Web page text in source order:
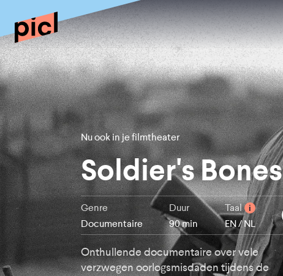
Nu ook in je filmtheater
Soldier's Bones
Genre
Documentaire
Duur
90 min
Taal i
EN / NL
Onthullende documentaire over vele
verzwegen oorlogsmisdaden tijdens de